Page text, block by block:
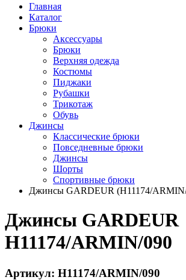
Главная
Каталог
Брюки
Аксессуары
Брюки
Верхняя одежда
Костюмы
Пиджаки
Рубашки
Трикотаж
Обувь
Джинсы
Классические брюки
Повседневные брюки
Джинсы
Шорты
Спортивные брюки
Джинсы GARDEUR (H11174/
Джинсы GARDEUR
H11174/ARMIN/090
Артикул: H11174/ARMIN/090